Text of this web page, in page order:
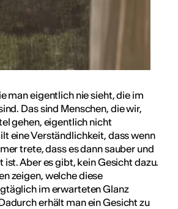
man eigentlich nie sieht, die im
Das sind Menschen, die wir,
gehen, eigentlich nicht
eine Verständlichkeit, dass wenn
trete, dass es dann sauber und
Aber es gibt, kein Gesicht dazu.
zeigen, welche diese
im erwarteten Glanz
erhält man ein Gesicht zu